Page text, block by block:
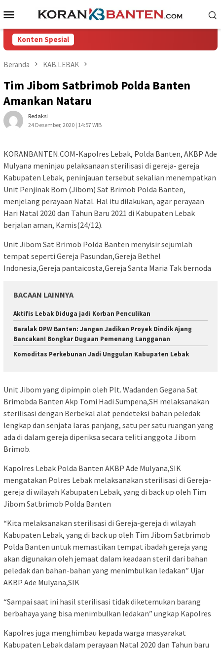
ke
Menu
Mobile
Konten Spesial
Beranda KAB.LEBAK
Tim Jibom Satbrimob Polda Banten
Amankan Nataru
Redaksi
24 Desember, 2020 | 14:57 WIB
KORANBANTEN.COM-Kapolres Lebak, Polda Banten, AKBP Ade
Mulyana meninjau pelaksanaan sterilisasi di gereja- gereja
Kabupaten Lebak, peninjauan tersebut sekalian menempatkan
Unit Penjinak Bom (Jibom) Sat Brimob Polda Banten,
menjelang perayaan Natal. Hal itu dilakukan, agar perayaan
Hari Natal 2020 dan Tahun Baru 2021 di Kabupaten Lebak
berjalan aman, Kamis(24/12).
Unit Jibom Sat Brimob Polda Banten menyisir sejumlah
tempat seperti Gereja Pasundan,Gereja Bethel
Indonesia,Gereja pantaicosta,Gereja Santa Maria Tak bernoda
BACAAN LAINNYA
Aktifis Lebak Diduga jadi Korban Penculikan
Baralak DPW Banten: Jangan Jadikan Proyek Dindik Ajang
Bancakan! Bongkar Dugaan Pemenang Langganan
Komoditas Perkebunan Jadi Unggulan Kabupaten Lebak
Unit Jibom yang dipimpin oleh Plt. Wadanden Gegana Sat
Brimobda Banten Akp Tomi Hadi Sumpena,SH melaksanakan
sterilisasi dengan Berbekal alat pendeteksi bahan peledak
lengkap dan senjata laras panjang, satu per satu ruangan yang
ada di dalam gereja diperiksa secara teliti anggota Jibom
Brimob.
Kapolres Lebak Polda Banten AKBP Ade Mulyana,SIK
mengatakan Polres Lebak melaksanakan sterilisasi di Gereja-
gereja di wilayah Kabupaten Lebak, yang di back up oleh Tim
Jibom Satbrimob Polda Banten
“Kita melaksanakan sterilisasi di Gereja-gereja di wilayah
Kabupaten Lebak, yang di back up oleh Tim Jibom Satbrimob
Polda Banten untuk memastikan tempat ibadah gereja yang
akan digunakan oleh jemaat dalam keadaan steril dari bahan
peledak dan bahan-bahan yang menimbulkan ledakan” Ujar
AKBP Ade Mulyana,SIK
“Sampai saat ini hasil sterilisasi tidak diketemukan barang
berbahaya yang bisa menimbulkan ledakan” ungkap Kapolres
Kapolres juga menghimbau kepada warga masyarakat
Kabupaten Lebak dalam perayaan Natal 2020 dan Tahun baru